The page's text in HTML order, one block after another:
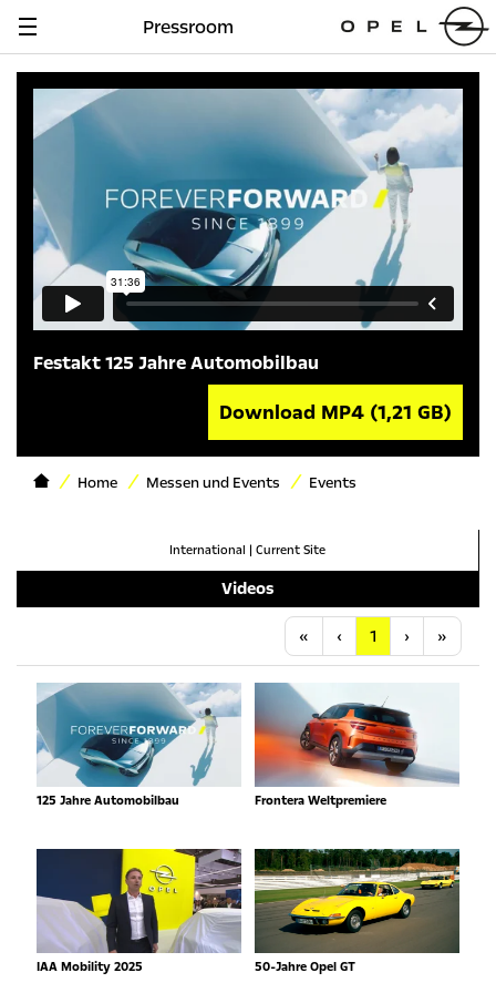
Navigation
Pressroom
Festakt 125 Jahre Automobilbau
Download MP4 (1,21 GB)
Home Messen und Events Events
International | Current Site
Videos
« Anfang
‹ Vorherige
1 ›Nächste
»
125 Jahre Automobilbau Frontera Weltpremiere
IAA Mobility 2025 50-Jahre Opel GT